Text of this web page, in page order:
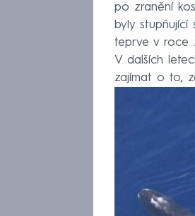
po zranění
byly
teprve v roce
V dalších
zajímat o to,